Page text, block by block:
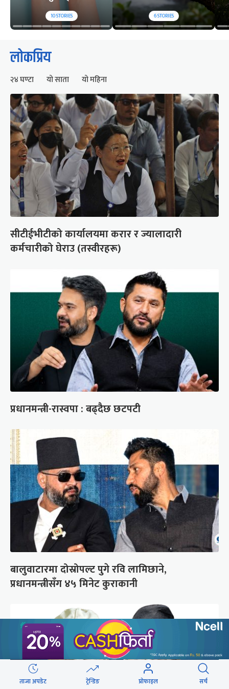
10STORIES 6STORIES
लोकप्रिय
२४ घण्टा यो साता यो महिना
सीटीईभीटीको कार्यालयमा करार र ज्यालादारी
कर्मचारीको घेराउ (तस्वीरहरू)
प्रधानमन्त्री-रास्वपा : बढ्दैछ छटपटी
बालुवाटारमा दोस्रोपल्ट पुगे रवि लामिछाने,
प्रधानमन्त्रीसँग ४५ मिनेट कुराकानी
ताजा अपडेट ट्रेन्डिङ प्रोफाइल सर्च